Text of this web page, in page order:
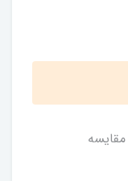
مقایسه